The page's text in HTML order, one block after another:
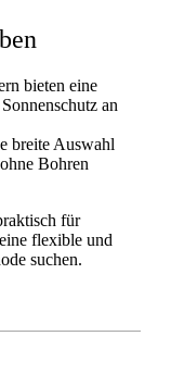
bieten eine
an
breite Auswahl
Bohren
für
flexible und
suchen.